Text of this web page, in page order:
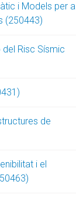
i Models per a
(250443)
Risc Sísmic
de
i el